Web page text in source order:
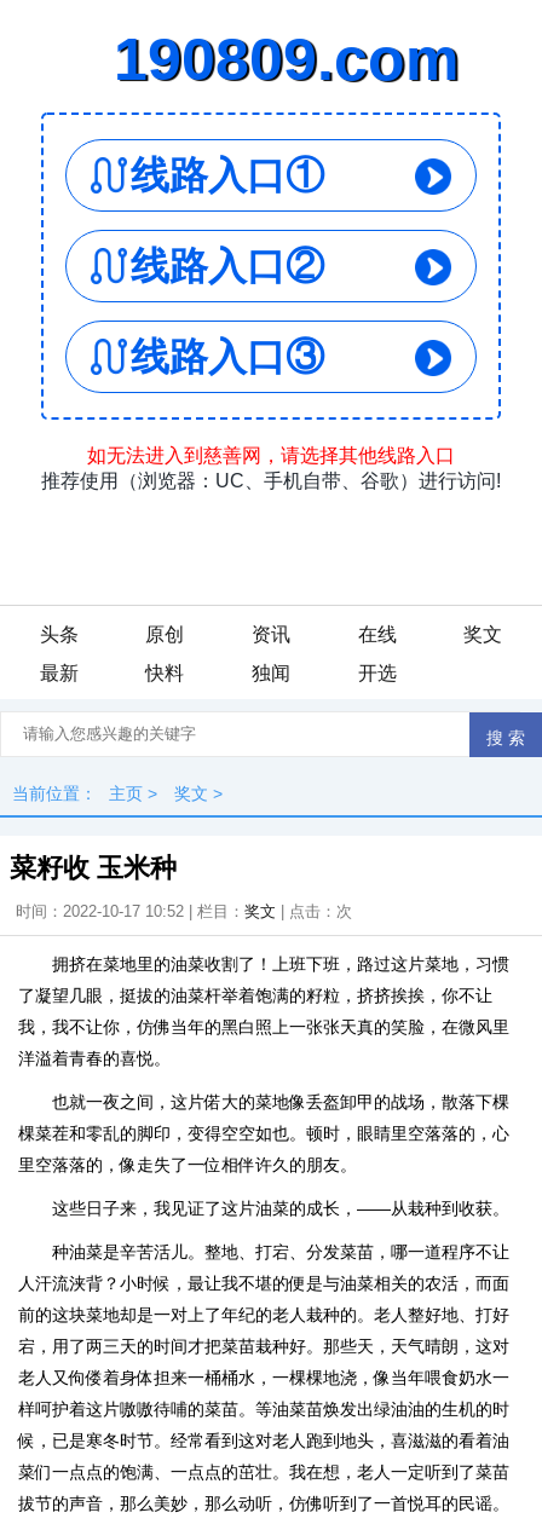
头条 原创 资讯 在线
奖文
最新
快料 独闻 开选
当前位置： 主页 > 奖文 >
菜籽收 玉米种
时间：2022-10-17 10:52 | 栏目： 奖文 | 点击： 次
拥挤在菜地里的油菜收割了！上班下班，路过这片菜地，习惯
了凝望几眼，挺拔的油菜杆举着饱满的籽粒，挤挤挨挨，你不让
我，我不让你，仿佛当年的黑白照上一张张天真的笑脸，在微风里
洋溢着青春的喜悦。
也就一夜之间，这片偌大的菜地像丢盔卸甲的战场，散落下棵
棵菜茬和零乱的脚印，变得空空如也。顿时，眼睛里空落落的，心
里空落落的，像走失了一位相伴许久的朋友。
这些日子来，我见证了这片油菜的成长，——从栽种到收获。
种油菜是辛苦活儿。整地、打宕、分发菜苗，哪一道程序不让
人汗流浃背？小时候，最让我不堪的便是与油菜相关的农活，而面
前的这块菜地却是一对上了年纪的老人栽种的。老人整好地、打好
宕，用了两三天的时间才把菜苗栽种好。那些天，天气晴朗，这对
老人又佝偻着身体担来一桶桶水，一棵棵地浇，像当年喂食奶水一
样呵护着这片嗷嗷待哺的菜苗。等油菜苗焕发出绿油油的生机的时
候，已是寒冬时节。经常看到这对老人跑到地头，喜滋滋的看着油
菜们一点点的饱满、一点点的茁壮。我在想，老人一定听到了菜苗
拔节的声音，那么美妙，那么动听，仿佛听到了一首悦耳的民谣。